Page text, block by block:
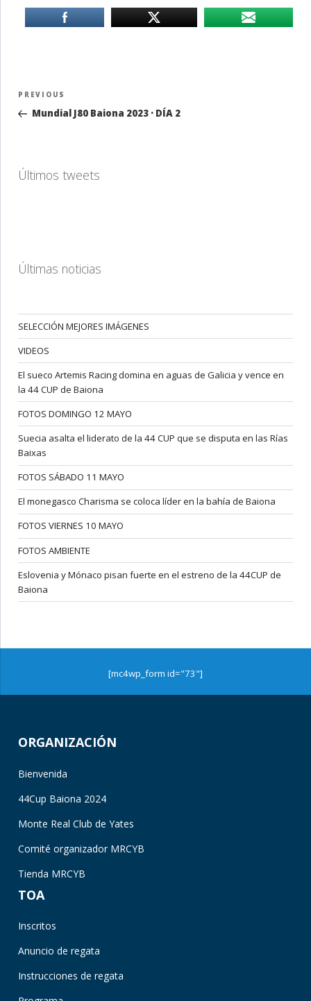
Navegación
entradas
Previous
Post
PREVIOUS
Mundial J80 Baiona 2023 · DÍA 2
Últimos tweets
Últimas noticias
SELECCIÓN MEJORES IMÁGENES
VIDEOS
El sueco Artemis Racing domina en aguas de Galicia y vence en
la 44 CUP de Baiona
FOTOS DOMINGO 12 MAYO
Suecia asalta el liderato de la 44 CUP que se disputa en las Rías
Baixas
FOTOS SÁBADO 11 MAYO
El monegasco Charisma se coloca líder en la bahía de Baiona
FOTOS VIERNES 10 MAYO
FOTOS AMBIENTE
Eslovenia y Mónaco pisan fuerte en el estreno de la 44CUP de
Baiona
[mc4wp_form id="73"]
ORGANIZACIÓN
Bienvenida
44Cup Baiona 2024
Monte Real Club de Yates
Comité organizador MRCYB
Tienda MRCYB
TOA
Inscritos
Anuncio de regata
Instrucciones de regata